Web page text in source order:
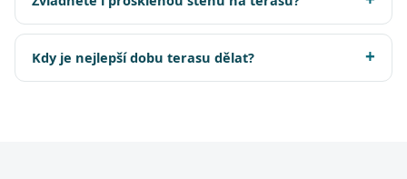
Kdy je nejlepší dobu terasu dělat?